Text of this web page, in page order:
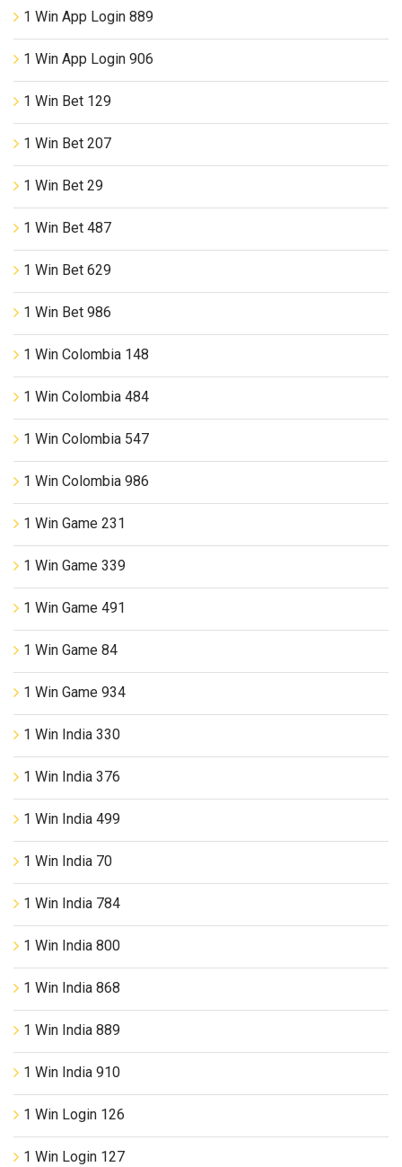
1 Win App Login 889
1 Win App Login 906
1 Win Bet 129
1 Win Bet 207
1 Win Bet 29
1 Win Bet 487
1 Win Bet 629
1 Win Bet 986
1 Win Colombia 148
1 Win Colombia 484
1 Win Colombia 547
1 Win Colombia 986
1 Win Game 231
1 Win Game 339
1 Win Game 491
1 Win Game 84
1 Win Game 934
1 Win India 330
1 Win India 376
1 Win India 499
1 Win India 70
1 Win India 784
1 Win India 800
1 Win India 868
1 Win India 889
1 Win India 910
1 Win Login 126
1 Win Login 127